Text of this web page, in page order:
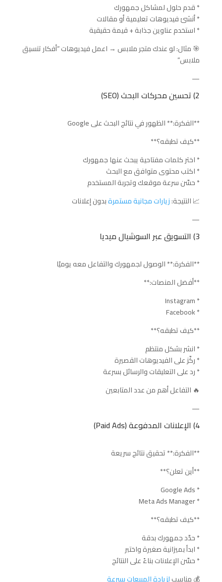
* قدم حلول لمشاكل جمهورك
* أنشئ فيديوهات تعليمية أو مقالات
* استخدم عناوين جذابة + قيمة حقيقية
🎯 مثال: لو عندك متجر ملابس → اعمل فيديوهات “أفكار تنسيق
ملابس”
—
2) تحسين محركات البحث (SEO)
**الفكرة:** الظهور في نتائج البحث على Google
**كيف تطبقه؟**
* اختر كلمات مفتاحية يبحث عنها جمهورك
* اكتب محتوى متوافق مع البحث
* حسّن سرعة موقعك وتجربة المستخدم
📈 النتيجة:زيارات مجانية مستمرةبدون إعلانات
—
3) التسويق عبر السوشيال ميديا
**الفكرة:** الوصول لجمهورك والتفاعل معه يوميًا
**أفضل المنصات:**
* Instagram
* Facebook
**كيف تطبقه؟**
* انشر بشكل منتظم
* ركّز على الفيديوهات القصيرة
* رد على التعليقات والرسائل بسرعة
🔥 التفاعل أهم من عدد المتابعين
—
4) الإعلانات المدفوعة (Paid Ads)
**الفكرة:** تحقيق نتائج سريعة
**أين تعلن؟**
* Google Ads
* Meta Ads Manager
**كيف تطبقه؟**
* حدّد جمهورك بدقة
* ابدأ بميزانية صغيرة واختبر
* حسّن الإعلانات بناءً على النتائج
💰 مناسبلزيادة المبيعات بسرعة